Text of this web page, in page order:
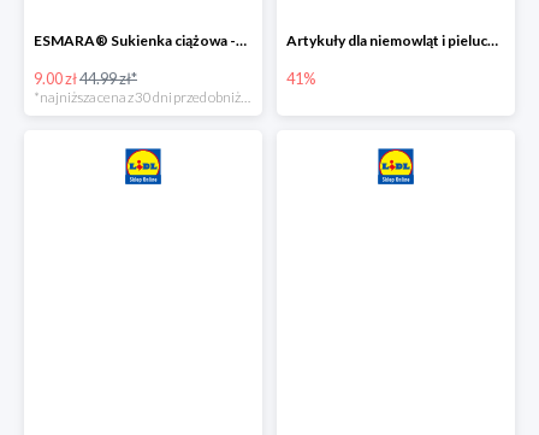
ESMARA® Sukienka ciążowa -79%
9.00 zł44.99 zł*
Artykuły dla niemowląt i pieluchy w Lidlu Online do -41%
41%